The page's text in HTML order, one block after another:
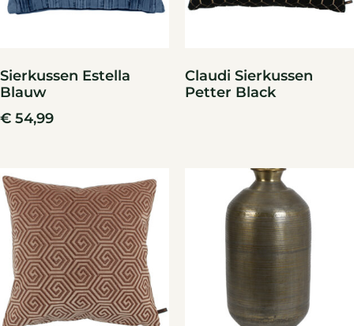
Sierkussen Estella
Blauw
€ 54,99
Claudi Sierkussen
Petter Black